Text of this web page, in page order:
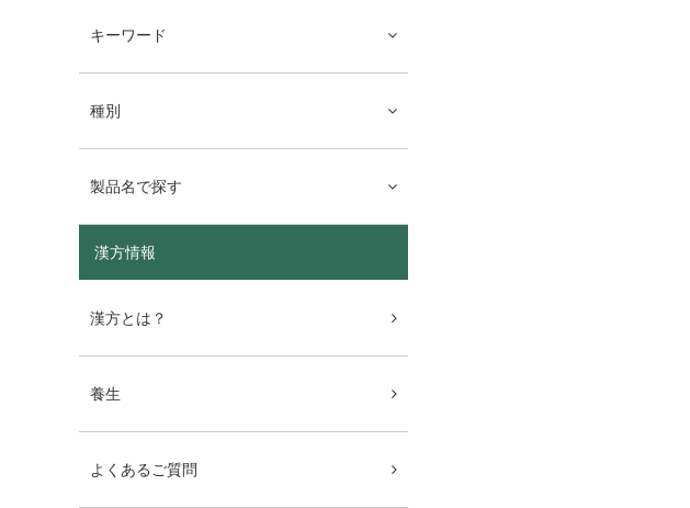
キーワード
種別
製品名で探す
漢方情報
漢方とは？
養生
よくあるご質問